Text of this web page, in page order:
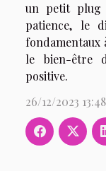
un petit plug
patience, le
fondamentaux
le bien-être
positive.
26/12/2023 13:48